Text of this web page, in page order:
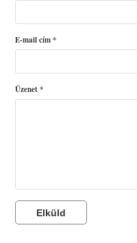
E-mail cím *
Üzenet *
Elküld